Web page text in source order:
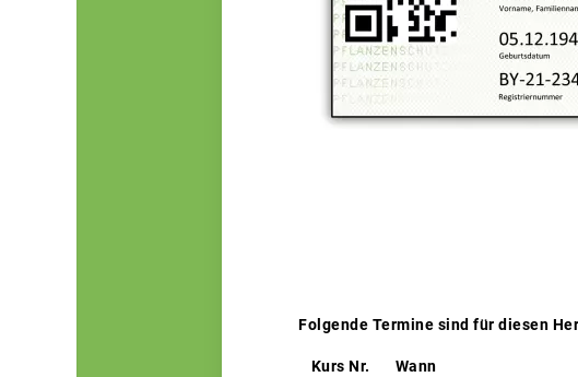
Folgende Termine sind für diesen
Kurs Nr. Wann